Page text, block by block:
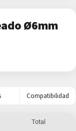
Ø6mm
Compatibilidad
Total